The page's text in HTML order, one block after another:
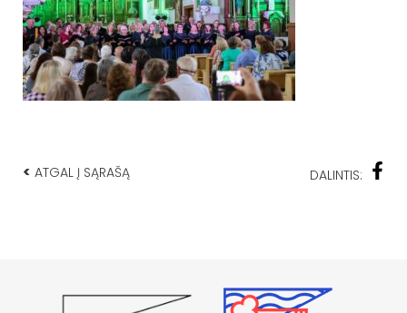
< ATGAL Į SĄRAŠĄ DALINTIS: